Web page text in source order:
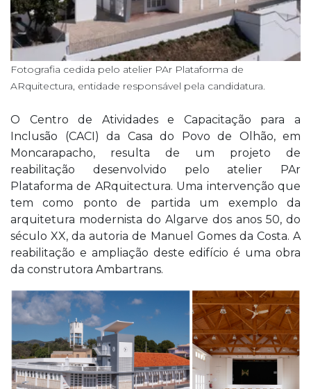
Fotografia cedida pelo atelier PAr Plataforma de
ARquitectura, entidade responsável pela candidatura.
O Centro de Atividades e Capacitação para a
Inclusão (CACI) da Casa do Povo de Olhão, em
Moncarapacho, resulta de um projeto de
reabilitação desenvolvido pelo atelier PAr
Plataforma de ARquitectura. Uma intervenção que
tem como ponto de partida um exemplo da
arquitetura modernista do Algarve dos anos 50, do
século XX, da autoria de Manuel Gomes da Costa. A
reabilitação e ampliação deste edifício é uma obra
da construtora Ambartrans.